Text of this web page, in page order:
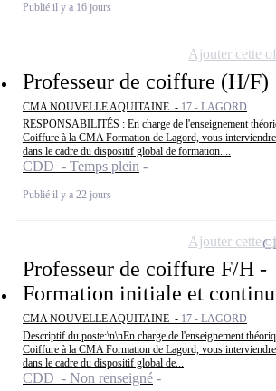
Publié il y a 16 jours
Professeur de coiffure (H/F)
CMA NOUVELLE AQUITAINE - 17 - LAGORD
RESPONSABILITÉS : En charge de l'enseignement
Coiffure à la CMA Formation de Lagord, vous
dans le cadre du dispositif global de formation....
CDD - Temps plein
Publié il y a 22 jours
Ajouter cette
Professeur de coiffure F/H -
Formation initiale et
CMA NOUVELLE AQUITAINE - 17 - LAGORD
Descriptif du poste:\n\nEn charge de l'enseignement
Coiffure à la CMA Formation de Lagord, vous
dans le cadre du dispositif global de...
CDD - Non renseigné
Ajouter cette